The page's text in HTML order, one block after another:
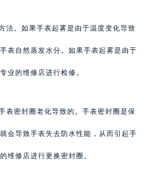
法。如果手表起雾是由于温度变化导致
表自然蒸发水分。如果手表起雾是由于
业的维修店进行检修。
表密封圈老化导致的。手表密封圈是保
会导致手表失去防水性能，从而引起手
维修店进行更换密封圈。